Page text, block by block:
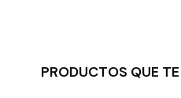
PRODUCTOS QUE